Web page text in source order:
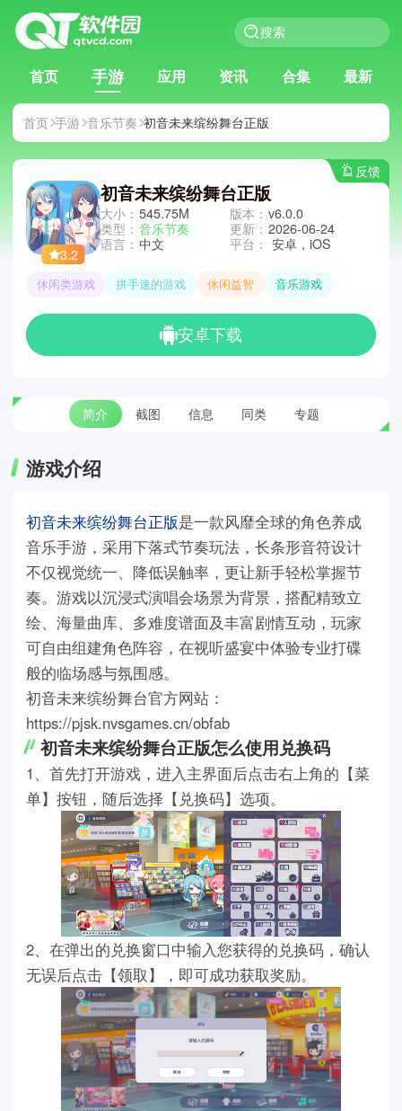
首页 手游 应用 资讯 合集 最新
首页 手游 音乐节奏 初音未来缤纷舞台正版
反馈
3.2
初音未来缤纷舞台正版
大小： 545.75M
类型： 音乐节奏
语言： 中文
版本： v6.0.0
更新： 2026-06-24
平台： 安卓，iOS
休闲类游戏 拼手速的游戏 休闲益智 音乐游戏
安卓下载
简介 截图 信息 同类 专题
游戏介绍
初音未来缤纷舞台正版是一款风靡全球的角色养成
音乐手游，采用下落式节奏玩法，长条形音符设计
不仅视觉统一、降低误触率，更让新手轻松掌握节
奏。游戏以沉浸式演唱会场景为背景，搭配精致立
绘、海量曲库、多难度谱面及丰富剧情互动，玩家
可自由组建角色阵容，在视听盛宴中体验专业打碟
般的临场感与氛围感。
初音未来缤纷舞台官方网站：
https://pjsk.nvsgames.cn/obfab
初音未来缤纷舞台正版怎么使用兑换码
1、首先打开游戏，进入主界面后点击右上角的【菜
单】按钮，随后选择【兑换码】选项。
2、在弹出的兑换窗口中输入您获得的兑换码，确认
无误后点击【领取】，即可成功获取奖励。